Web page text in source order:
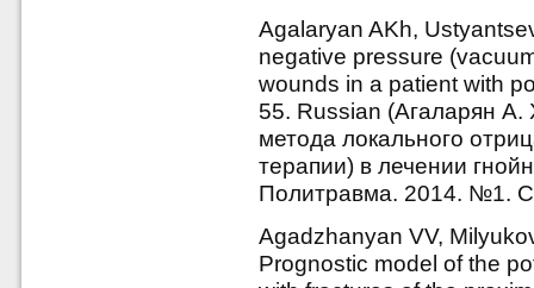
Agalaryan AKh,
negative pressure
wounds in a patient with
55. Russian (Агаларян
метода локального
терапии) в лечении
Политравма. 2014. №1.
Agadzhanyan VV,
Prognostic model of the